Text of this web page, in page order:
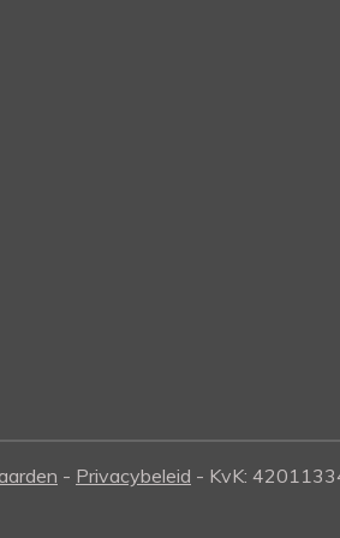
- Privacybeleid - KvK: